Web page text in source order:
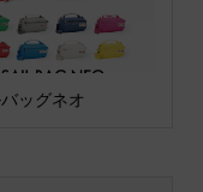
ッグネオ